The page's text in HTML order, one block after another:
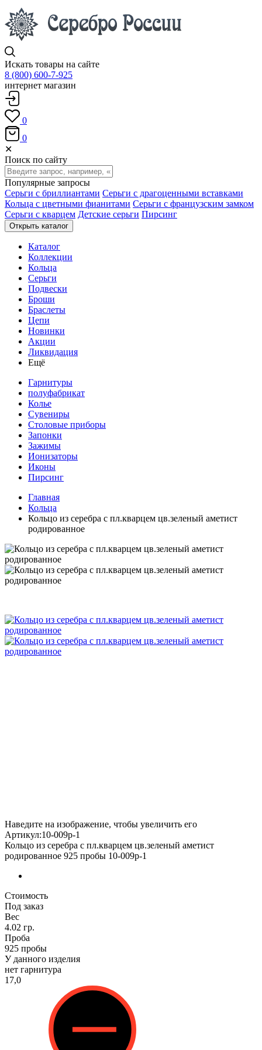
Искать товары на сайте
8 (800) 600-7-925
интернет магазин
0
0
✕
Поиск по сайту
Популярные запросы
Серьги с бриллиантами Серьги с драгоценными вставками
Кольца с цветными фианитами Серьги с французским замком
Серьги с кварцем Детские серьги Пирсинг
Открыть каталог
Каталог
Коллекции
Кольца
Серьги
Подвески
Броши
Браслеты
Цепи
Новинки
Акции
Ликвидация
Ещё
Гарнитуры
полуфабрикат
Колье
Сувениры
Столовые приборы
Запонки
Зажимы
Ионизаторы
Иконы
Пирсинг
Главная
Кольца
Кольцо из серебра с пл.кварцем цв.зеленый аметист
родированное
Наведите на изображение, чтобы увеличить его
Артикул:10-009р-1
Кольцо из серебра с пл.кварцем цв.зеленый аметист
родированное 925 пробы 10-009р-1
Стоимость
Под заказ
Вес
4.02 гр.
Проба
925 пробы
У данного изделия
нет гарнитура
17,0